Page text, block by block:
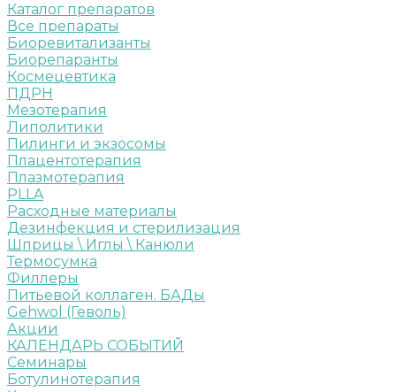
Каталог препаратов
Все препараты
Биоревитализанты
Биорепаранты
Космецевтика
ПДРН
Мезотерапия
Липолитики
Пилинги и экзосомы
Плацентотерапия
Плазмотерапия
PLLA
Расходные материалы
Дезинфекция и стерилизация
Шприцы \ Иглы \ Канюли
Термосумка
Филлеры
Питьевой коллаген. БАДы
Gehwol (Геволь)
Акции
КАЛЕНДАРЬ СОБЫТИЙ
Семинары
Ботулинотерапия